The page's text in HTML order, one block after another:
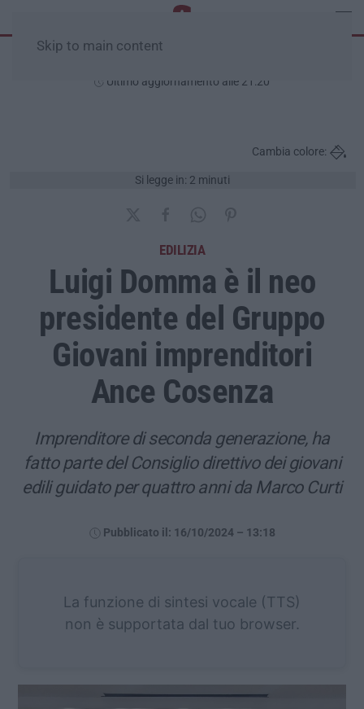
Skip to main content
Ultimo aggiornamento alle 21:20
Si legge in: 2 minuti
Cambia colore:
EDILIZIA
Luigi Domma è il neo
presidente del Gruppo
Giovani imprenditori
Ance Cosenza
Imprenditore di seconda generazione, ha
fatto parte del Consiglio direttivo dei giovani
edili guidato per quattro anni da Marco Curti
Pubblicato il: 16/10/2024 – 13:18
La funzione di sintesi vocale (TTS)
non è supportata dal tuo browser.